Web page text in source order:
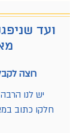
ועד
רוצה
יש לנו
חלקו כתוב